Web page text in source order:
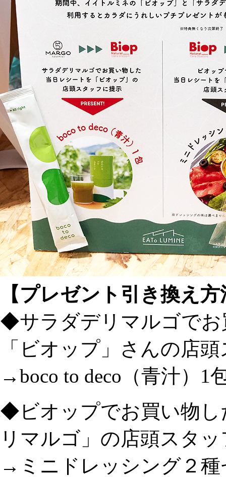
【プレゼント引き換え方
◆サラダデリマルゴでお
「ビオップ」さんの店
→boco to deco（青汁）1
◆ビオップでお買い物し
リマルゴ」の店頭スタ
→ミニドレッシング２種